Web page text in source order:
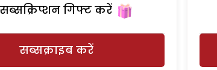
सब्सक्रिप्शन गिफ्ट करें
सब्सक्राइब करें